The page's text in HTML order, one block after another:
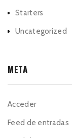
Starters
Uncategorized
META
Acceder
Feed de entradas